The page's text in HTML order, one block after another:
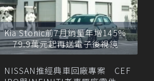
Kia Stonic前7月銷量年增145%
79.9萬元起再送電子後視鏡
NISSAN推經典車回廠專案 CEF